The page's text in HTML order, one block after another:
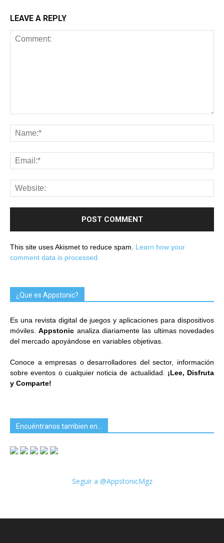
LEAVE A REPLY
This site uses Akismet to reduce spam. Learn how your
comment data is processed.
¿Que es Appstonic?
Es una revista digital de juegos y aplicaciones para dispositivos
móviles.Appstonic analiza diariamente las ultimas novedades
del mercado apoyándose en variables objetivas.
Conoce a empresas o desarrolladores del sector, información
sobre eventos o cualquier noticia de actualidad. ¡Lee, Disfruta
y Comparte!
Encuéntranos tambien en…
Seguir a @AppstonicMgz